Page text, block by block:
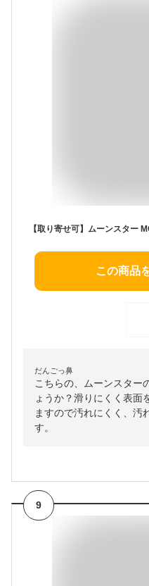
この商品
だんごっ鼻
こちらの、ムーンスター
ょうか？滑りにくく表面
ますので汚れにくく、汚
す。
9